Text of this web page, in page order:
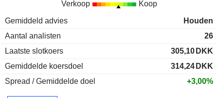
Verkoop Koop
Gemiddeld advies
Houden
Aantal analisten
26
Laatste slotkoers
305,10 DKK
Gemiddelde koersdoel
314,24 DKK
Spread / Gemiddelde doel
+3,00%